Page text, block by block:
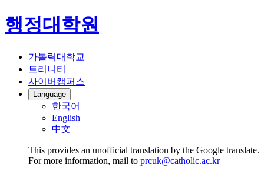
행정대학원
가톨릭대학교
트리니티
사이버캠퍼스
Language
한국어
English
中文
This provides an unofficial translation by the Google translate.
For more information, mail to prcuk@catholic.ac.kr